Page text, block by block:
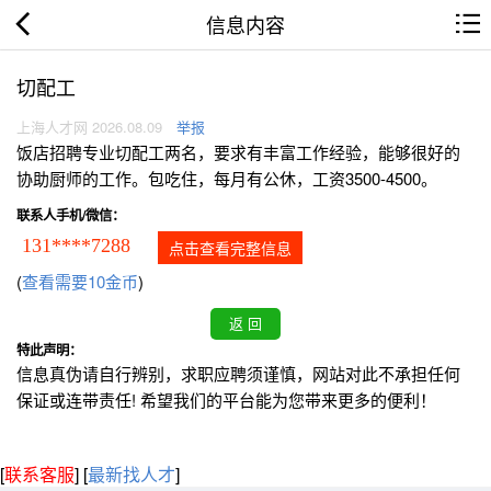
信息内容
切配工
上海人才网 2026.08.09 举报
饭店招聘专业切配工两名，要求有丰富工作经验，能够很好的
协助厨师的工作。包吃住，每月有公休，工资3500-4500。
联系人手机/微信：
131****7288 点击查看完整信息
(查看需要10金币)
特此声明：
信息真伪请自行辨别，求职应聘须谨慎，网站对此不承担任何
保证或连带责任! 希望我们的平台能为您带来更多的便利！
[联系客服] [最新找人才]